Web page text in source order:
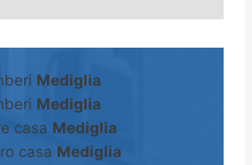
Mediglia
Mediglia
casa Mediglia
casa Mediglia